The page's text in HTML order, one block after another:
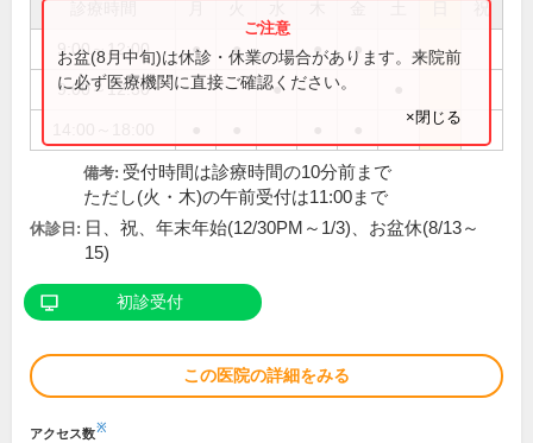
祝
9:00～12:00 ● ● ● ●
9:00～12:30 ●
お盆(8月中旬)は休診・休業の場合があります。来院前
に必ず医療機関に直接ご確認ください。
×閉じる
備考: 受付時間は診療時間の10分前まで
ただし(火・木)の午前受付は11:00まで
休診日: 日、祝、年末年始(12/30PM～1/3)、お盆休(8/13～
15)
初診受付
この医院の詳細をみる
アクセス数※